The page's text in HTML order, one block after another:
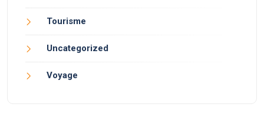
Tourisme
Uncategorized
Voyage